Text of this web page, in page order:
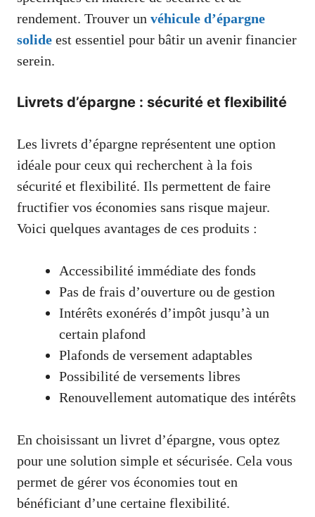
rendement. Trouver un véhicule d’épargne
solide est essentiel pour bâtir un avenir financier
serein.
Livrets d’épargne : sécurité et flexibilité
Les livrets d’épargne représentent une option
idéale pour ceux qui recherchent à la fois
sécurité et flexibilité. Ils permettent de faire
fructifier vos économies sans risque majeur.
Voici quelques avantages de ces produits :
Accessibilité immédiate des fonds
Pas de frais d’ouverture ou de gestion
Intérêts exonérés d’impôt jusqu’à un
certain plafond
Plafonds de versement adaptables
Possibilité de versements libres
Renouvellement automatique des intérêts
En choisissant un livret d’épargne, vous optez
pour une solution simple et sécurisée. Cela vous
permet de gérer vos économies tout en
bénéficiant d’une certaine flexibilité.